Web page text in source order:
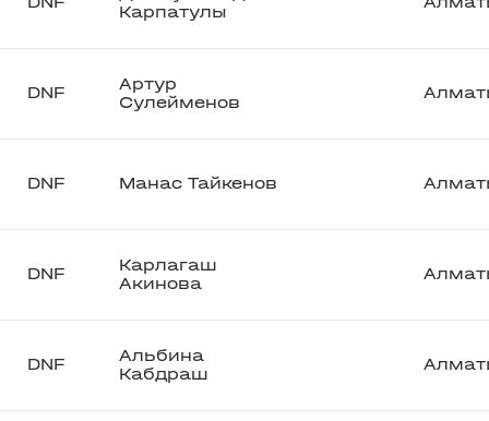
Карпатулы
DNF
Артур
Сулейменов
DNF Манас Тайкенов
DNF
Карлагаш
Акинова
DNF
Альбина
Кабдраш